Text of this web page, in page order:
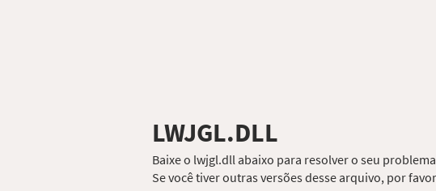
LWJGL.DLL
Baixe o lwjgl.dll abaixo para resolver o seu
Se você tiver outras versões desse arquivo, por